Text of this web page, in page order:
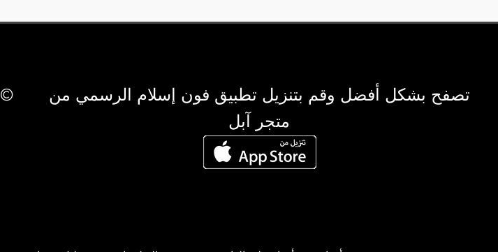
تصفح بشكل أفضل وقم بتنزيل تطبيق فون إسلام الرسمي من
متجر آبل
© 2007 - 2026 | جميع الحقوق محفوظة لشركة